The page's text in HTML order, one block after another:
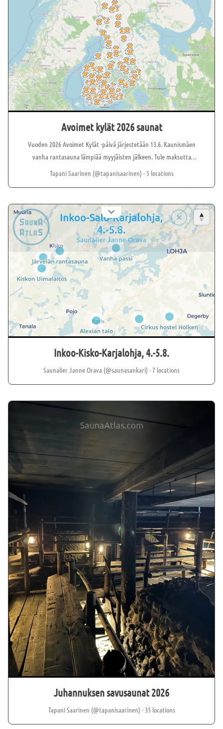
Avoimet kylät 2026 saunat
Vuoden 2026 Avoimet Kylät -päivä järjestetään 13.6. Kaunismäen
vanha rantasauna lämpiää myyjäisten jälkeen. Tule maksutta
löylyihin ja pulahda Päijänteeseen! Tutustut samalla Kirkonkylän
Lainerannassa! Sauna on avoinna kello 15-18. Puhvetissa
myynnissä makkaraa, kahvia ja lettuja. Uudistetun kuivakäymälän
käyttöönotto. Saunamaksu aikuisilta neljä euroa, lapsilta kaksi
euroa. Tervetuloa Naarjärven rannalle! Myllytyryllä sauna lämmin
ja kioski avoinna. Saunamaksu aikuisilta 4€. Klo 12 kesäkulkurit
esiintyvät tanssien (Salon kaupungin tukema esitys) Laasalan
kyläseura järjestää jo perinteiset uimakauden avajaiset Soinin
Laasalassa Alasen uimarannalla! Alasen rantasauna lämmin ja
vapaasti kaikkien käytössä klo 12-20. Kyläyhdistyksen rantasauna
lämpimänä, tervetuloa! Myös uintimahdollisuus.
Tapani Saarinen (@tapanisaarinen) · 5 locations
Inkoo-Kisko-Karjalohja, 4.-5.8.
Saunalier Janne Orava (@saunasankari) · 7 locations
Juhannuksen savusaunat 2026
Tapani Saarinen (@tapanisaarinen) · 35 locations